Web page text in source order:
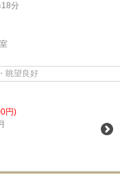
18分
眺望良好
円)